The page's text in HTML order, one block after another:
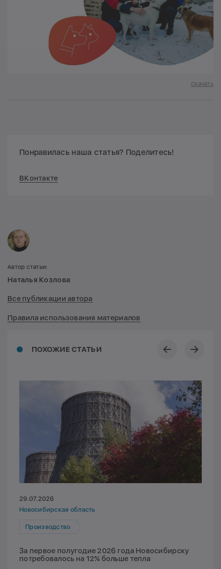
Скачать
Понравилась наша статья? Поделитесь!
ВКонтакте
ПОХОЖИЕ СТАТЬИ
29.07.2026
Новосибирская область
Производство
За первое полугодие 2026 года Новосибирску
потребовалось на 12% больше тепла
Автор статьи:
Наталья Козлова
Все публикации автора
Правила использования материалов